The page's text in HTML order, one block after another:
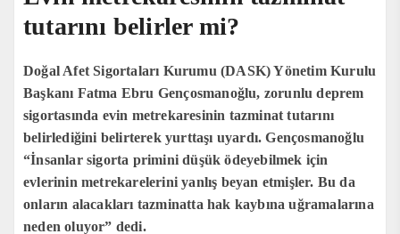
tutarını belirler mi?
Doğal Afet Sigortaları Kurumu (DASK) Yönetim Kurulu
Başkanı Fatma Ebru Gençosmanoğlu, zorunlu deprem
sigortasında evin metrekaresinin tazminat tutarını
belirlediğini belirterek yurttaşı uyardı. Gençosmanoğlu
“İnsanlar sigorta primini düşük ödeyebilmek için
evlerinin metrekarelerini yanlış beyan etmişler. Bu da
onların alacakları tazminatta hak kaybına uğramalarına
neden oluyor” dedi.